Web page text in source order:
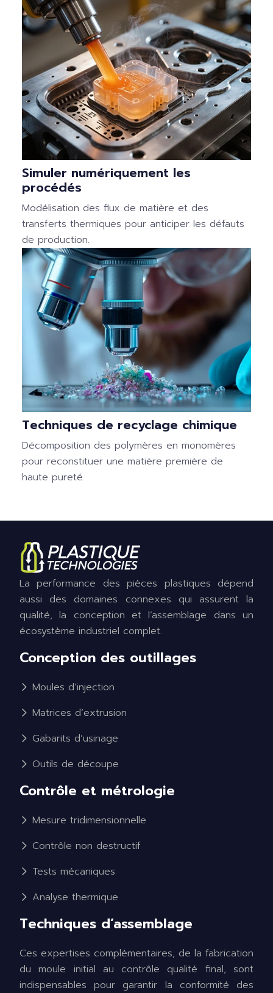
Simuler numériquement les
procédés
Modélisation des flux de matière et des
transferts thermiques pour anticiper les défauts
de production.
Techniques de recyclage chimique
Décomposition des polymères en monomères
pour reconstituer une matière première de
haute pureté.
La performance des pièces plastiques dépend
aussi des domaines connexes qui assurent la
qualité, la conception et l’assemblage dans un
écosystème industriel complet.
Conception des outillages
Moules d’injection
Matrices d’extrusion
Gabarits d’usinage
Outils de découpe
Contrôle et métrologie
Mesure tridimensionnelle
Contrôle non destructif
Tests mécaniques
Analyse thermique
Techniques d’assemblage
Ces expertises complémentaires, de la fabrication
du moule initial au contrôle qualité final, sont
indispensables pour garantir la conformité des